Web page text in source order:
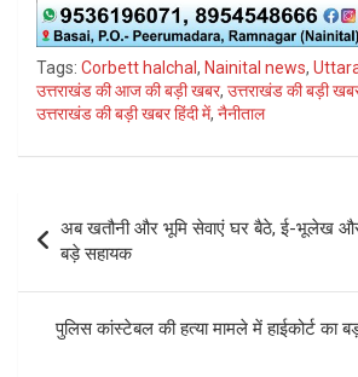
Tags: Corbett halchal , Nainital news,
उत्तराखंड की आज की बड़ी खबर, उत्तराखंड की बड़ी
उत्तराखंड की बड़ी खबर हिंदी में, नैनीताल
navigation
अब खतौनी और भूमि सेवाएं घर बैठे, ई-भूलेख और
बड़े सहायक
पुलिस कांस्टेबल की हत्या मामले में हाईकोर्ट का